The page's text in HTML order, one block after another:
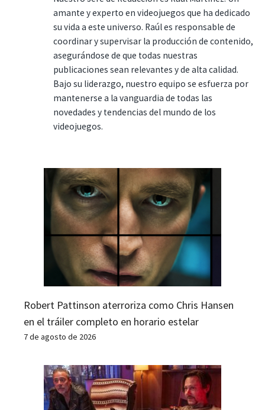
amante y experto en videojuegos que ha dedicado
su vida a este universo. Raúl es responsable de
coordinar y supervisar la producción de contenido,
asegurándose de que todas nuestras
publicaciones sean relevantes y de alta calidad.
Bajo su liderazgo, nuestro equipo se esfuerza por
mantenerse a la vanguardia de todas las
novedades y tendencias del mundo de los
videojuegos.
Robert Pattinson aterroriza como Chris Hansen
en el tráiler completo en horario estelar
7 de agosto de 2026